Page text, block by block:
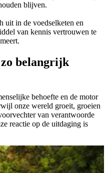
blijven.
uit in de voedselketen en
van kennis vertrouwen te
belangrijk
behoefte en de motor
onze wereld groeit, groeien
van verantwoorde
reactie op de uitdaging is